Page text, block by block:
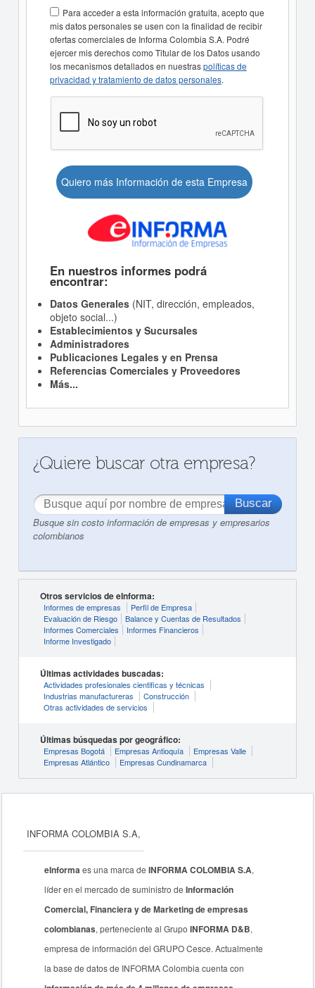
Para acceder a esta información gratuita, acepto que
mis datos personales se usen con la finalidad de recibir
ofertas comerciales de Informa Colombia S.A. Podré
ejercer mis derechos como Titular de los Datos usando
los mecanismos detallados en nuestraspolíticas de
privacidad y tratamiento de datos personales.
Quiero más Información de esta Empresa
En nuestros informes podrá
encontrar:
Datos Generales(NIT, dirección, empleados,
objeto social...)
Establecimientos y Sucursales
Administradores
Publicaciones Legales y en Prensa
Referencias Comerciales y Proveedores
Más...
¿Quiere buscar otra empresa?
Busque sin costo información de empresas y empresarios
colombianos
Otros servicios de eInforma:
Informes de empresas
Perfil de Empresa
Evaluación de Riesgo
Balance y Cuentas de Resultados
Informes Comerciales
Informes Financieros
Informe Investigado
Últimas actividades buscadas:
Actividades profesionales cientificas y técnicas
Industrias manufactureras
Construcción
Otras actividades de servicios
Últimas búsquedas por geográfico:
Empresas Bogotá Empresas Antioquía
Empresas Valle
Empresas Atlántico
Empresas Cundinamarca
INFORMA COLOMBIA S.A,
eInformaes una marca deINFORMA COLOMBIA S.A,
líder en el mercado de suministro deInformación
Comercial, Financiera y de Marketing de empresas
colombianas, perteneciente al GrupoINFORMA D&B,
empresa de información del GRUPO Cesce. Actualmente
la base de datos de INFORMA Colombia cuenta con